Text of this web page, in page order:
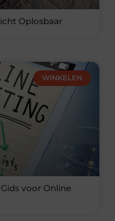
Oplosbaar
WINKELEN
voor Online